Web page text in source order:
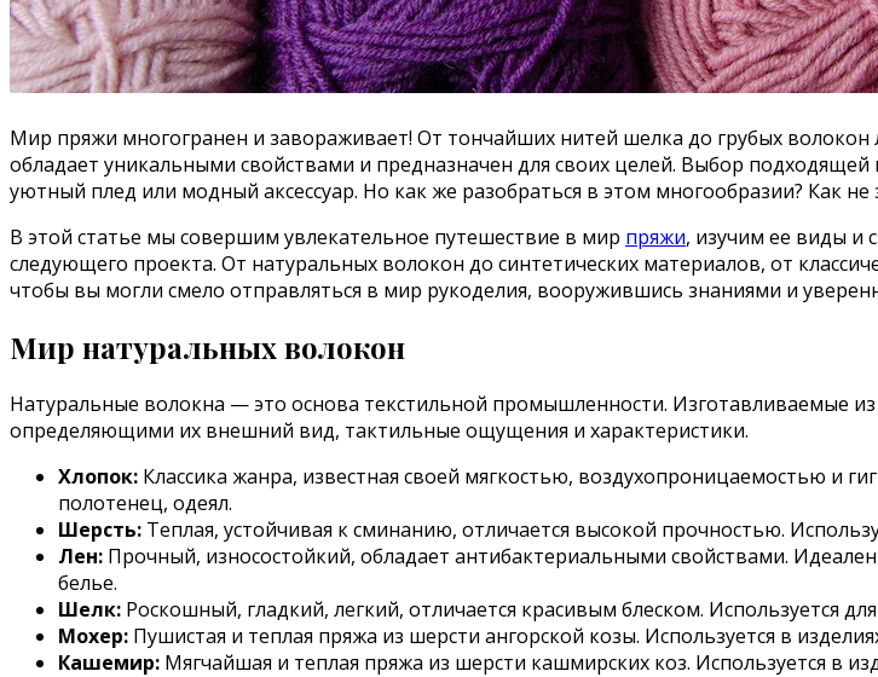
Мир пряжи многогранен и завораживает! От тончайших нитей шелка до грубых
обладает уникальными свойствами и предназначен для своих целей. Выбор
уютный плед или модный аксессуар. Но как же разобраться в этом многообразии? Как не
В этой статье мы совершим увлекательное путешествие в мир пряжи, изучим ее виды и
следующего проекта. От натуральных волокон до синтетических материалов, от
чтобы вы могли смело отправляться в мир рукоделия, вооружившись знаниями и
Мир натуральных волокон
Натуральные волокна — это основа текстильной промышленности. Изготавливаемые
определяющими их внешний вид, тактильные ощущения и характеристики.
Хлопок: Классика жанра, известная своей мягкостью, воздухопроницаемостью и
полотенец, одеял.
Шерсть: Теплая, устойчивая к сминанию, отличается высокой прочностью.
Лен: Прочный, износостойкий, обладает антибактериальными свойствами.
белье.
Шелк: Роскошный, гладкий, легкий, отличается красивым блеском. Используется
Мохер: Пушистая и теплая пряжа из шерсти ангорской козы. Используется в
Кашемир: Мягчайшая и теплая пряжа из шерсти кашмирских коз. Используется в